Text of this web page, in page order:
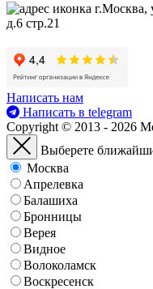
г.Москва,
д.6 стр.21
Написать нам
Написать в telegram
Copyright © 2013 - 2026
Выберете
Москва
Апрелевка
Балашиха
Бронницы
Верея
Видное
Волоколамск
Воскресенск